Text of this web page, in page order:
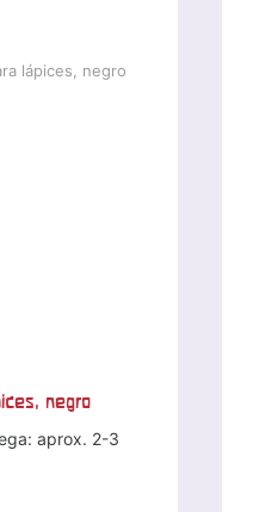
negro
aprox. 2-3